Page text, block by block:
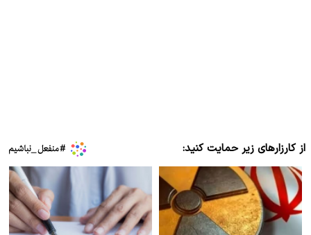
از کارزارهای زیر حمایت کنید: